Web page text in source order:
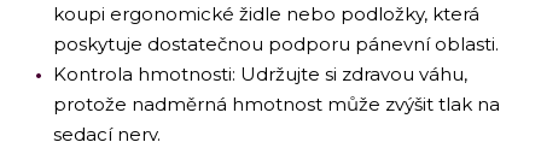
koupi ergonomické židle nebo podložky, která
poskytuje dostatečnou podporu pánevní oblasti.
Kontrola hmotnosti: Udržujte si zdravou váhu,
protože nadměrná hmotnost může zvýšit tlak na
sedací nerv.